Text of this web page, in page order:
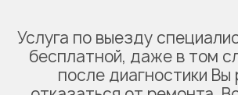
Услуга по выезду
бесплатной, даже в том
после диагностики